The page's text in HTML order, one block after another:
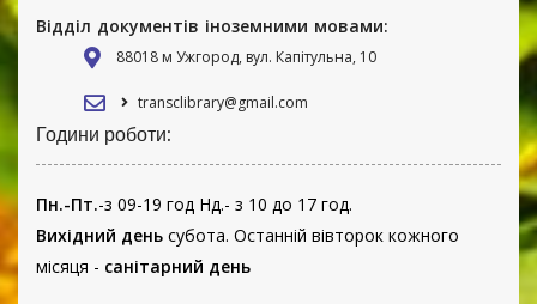
Відділ документів іноземними мовами:
88018 м Ужгород, вул. Капітульна, 10
transclibrary@gmail.com
Години роботи:
Пн.-Пт.-з 09-19 год Нд.- з 10 до 17 год.
Вихідний день субота. Останній вівторок кожного
місяця - санітарний день